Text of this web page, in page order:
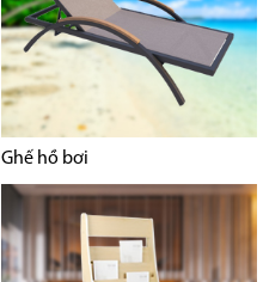
Ghế hồ bơi